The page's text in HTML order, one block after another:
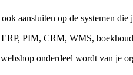
aansluiten op de systemen die
PIM, CRM, WMS,
onderdeel wordt van je